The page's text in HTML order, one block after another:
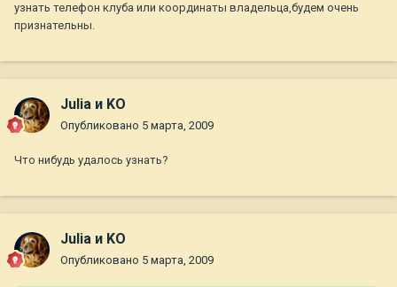
узнать телефон клуба или координаты владельца,будем очень
признательны.
Julia и KO
Опубликовано 5 марта, 2009
Что нибудь удалось узнать?
Julia и KO
Опубликовано 5 марта, 2009